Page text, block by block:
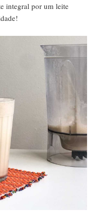
integral por um leite